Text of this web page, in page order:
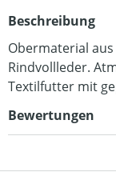
Beschreibung
Obermaterial
Rindvollleder.
Textilfutter mit
Bewertungen